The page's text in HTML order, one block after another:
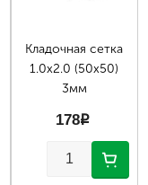
Кладочная сетка
1.0х2.0 (50х50)
3мм
178p